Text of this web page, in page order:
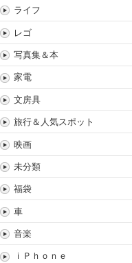
ライフ
レゴ
写真集＆本
家電
文房具
旅行＆人気スポット
映画
未分類
福袋
車
音楽
ｉＰｈｏｎｅ